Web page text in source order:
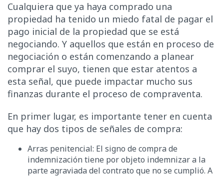
Cualquiera que ya haya comprado una
propiedad ha tenido un miedo fatal de pagar el
pago inicial de la propiedad que se está
negociando. Y aquellos que están en proceso de
negociación o están comenzando a planear
comprar el suyo, tienen que estar atentos a
esta señal, que puede impactar mucho sus
finanzas durante el proceso de compraventa.
En primer lugar, es importante tener en cuenta
que hay dos tipos de señales de compra:
Arras penitencial: El signo de compra de
indemnización tiene por objeto indemnizar a la
parte agraviada del contrato que no se cumplió. A